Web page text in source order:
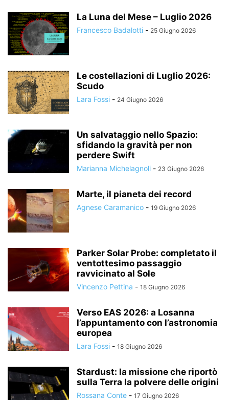
La Luna del Mese – Luglio 2026
Francesco Badalotti - 25 Giugno 2026
Le costellazioni di Luglio 2026:
Scudo
Lara Fossi - 24 Giugno 2026
Un salvataggio nello Spazio:
sfidando la gravità per non
perdere Swift
Marianna Michelagnoli - 23 Giugno 2026
Marte, il pianeta dei record
Agnese Caramanico - 19 Giugno 2026
Parker Solar Probe: completato il
ventottesimo passaggio
ravvicinato al Sole
Vincenzo Pettina - 18 Giugno 2026
Verso EAS 2026: a Losanna
l’appuntamento con l’astronomia
europea
Lara Fossi - 18 Giugno 2026
Stardust: la missione che riportò
sulla Terra la polvere delle origini
Rossana Conte - 17 Giugno 2026